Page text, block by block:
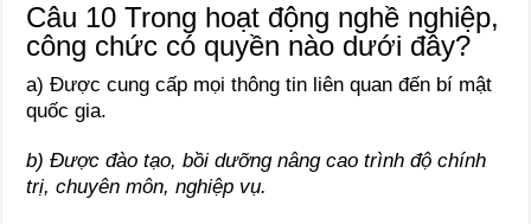
Câu 10 Trong hoạt động nghề nghiệp,
công chức có quyền nào dưới đây?
a) Được cung cấp mọi thông tin liên quan đến bí mật
quốc gia.
b) Được đào tạo, bồi dưỡng nâng cao trình độ chính
trị, chuyên môn, nghiệp vụ.